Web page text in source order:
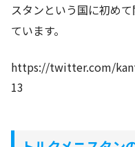
スタンという国に初め
ています。
https://twitter.com/
13